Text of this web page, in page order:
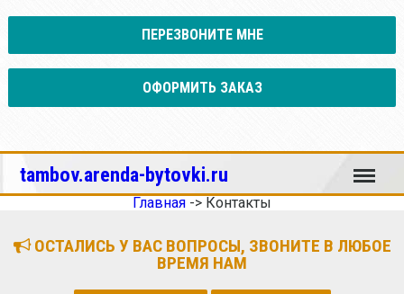
ПЕРЕЗВОНИТЕ МНЕ
ОФОРМИТЬ ЗАКАЗ
tambov.arenda-bytovki.ru Меню
Главная -> Контакты
ОСТАЛИСЬ У ВАС ВОПРОСЫ, ЗВОНИТЕ В ЛЮБОЕ
ВРЕМЯ НАМ